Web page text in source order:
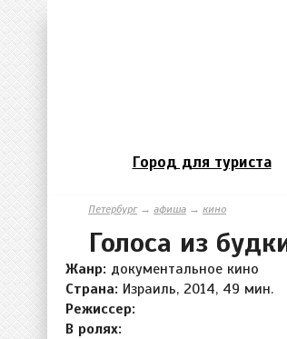
Город для туриста
Петербург→ афиша → кино
Голоса из
Жанр: документальное кино
Страна: Израиль, 2014, 49 мин.
Режиссер:
В ролях: